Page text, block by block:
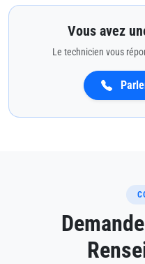
Vous avez
Le technicien vous